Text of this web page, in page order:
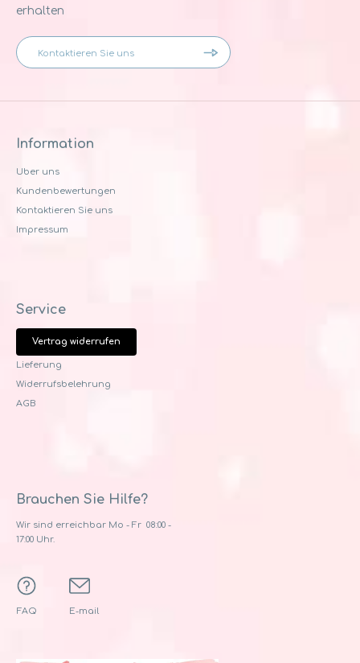
erhalten
Information
Uber uns
Kundenbewertungen
Kontaktieren Sie uns
Impressum
Service
Vertrag widerrufen
Lieferung
Widerrufsbelehrung
AGB
Brauchen Sie Hilfe?
Wir sind erreichbar Mo - Fr 08:00 -
17:00 Uhr.
FAQ E-mail